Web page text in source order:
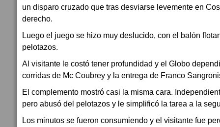
un disparo cruzado que tras desviarse levemente en
derecho.
Luego el juego se hizo muy deslucido, con el balón
pelotazos.
Al visitante le costó tener profundidad y el Globo
corridas de Mc Coubrey y la entrega de Franco
El complemento mostró casi la misma cara.
pero abusó del pelotazos y le simplificó la tarea a la
Los minutos se fueron consumiendo y el visitante fue